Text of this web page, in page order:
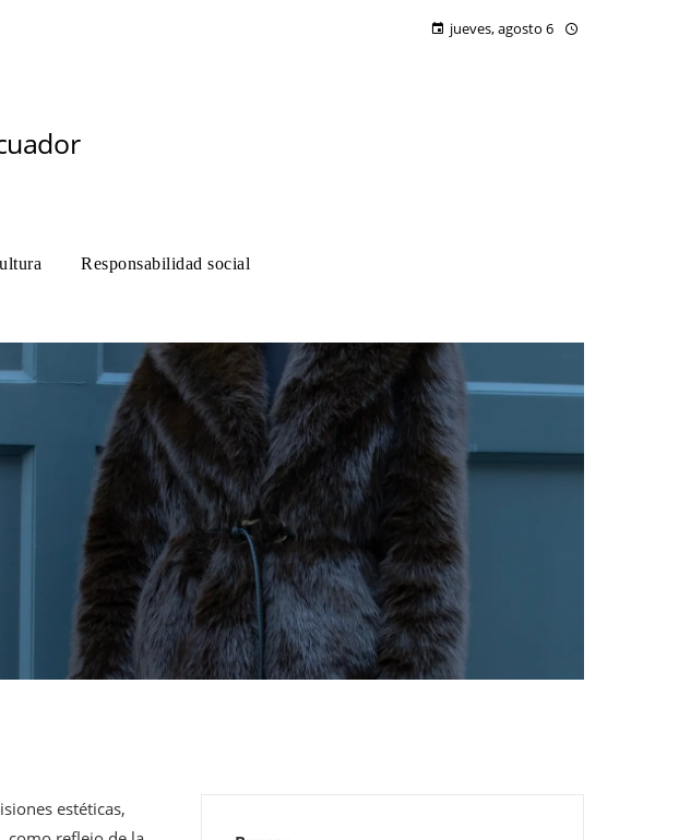
jueves, agosto 6
Responsabilidad social
estéticas,